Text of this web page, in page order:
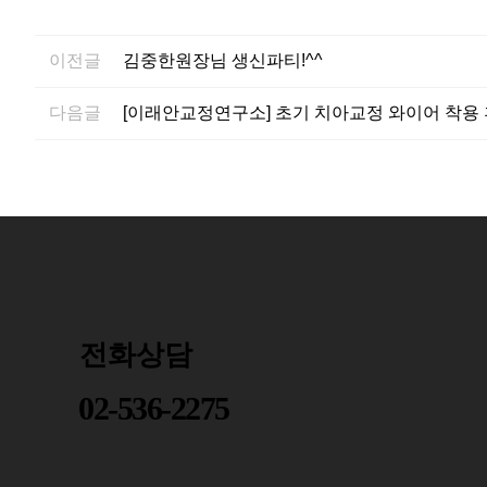
이전글 김중한원장님 생신파티!^^
다음글 [이래안교정연구소] 초기 치아교정 와이어 착용
전화상담
02-536-2275